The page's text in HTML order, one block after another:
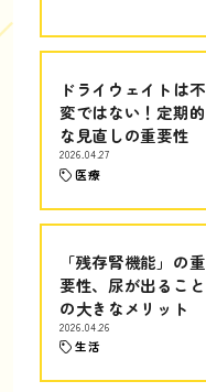
ドライウェイトは不
変ではない！定期的
な見直しの重要性
2026.04.27
医療
「残存腎機能」の重
要性、尿が出ること
の大きなメリット
2026.04.26
生活